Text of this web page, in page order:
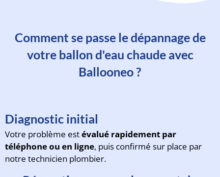
Comment se passe le dépannage de
votre ballon d'eau chaude avec
Ballooneo ?
Diagnostic initial
Votre problème estévalué rapidement par
téléphone ou en ligne, puis confirmé sur place par
notre technicien plombier.